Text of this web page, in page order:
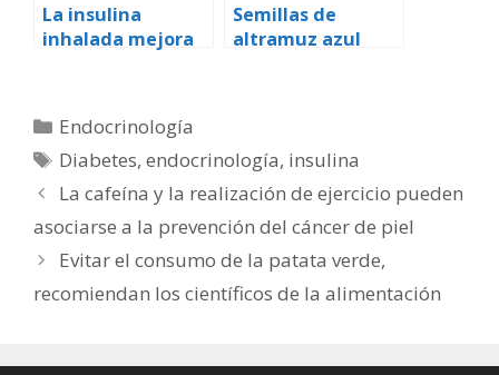
La insulina
inhalada mejora
Semillas de
altramuz azul
Categorías
Endocrinología
Etiquetas
Diabetes,endocrinología, insulina
La cafeína y la realización de ejercicio pueden
asociarse a la prevención del cáncer de piel
Evitar el consumo de la patata verde,
recomiendan los científicos de la alimentación